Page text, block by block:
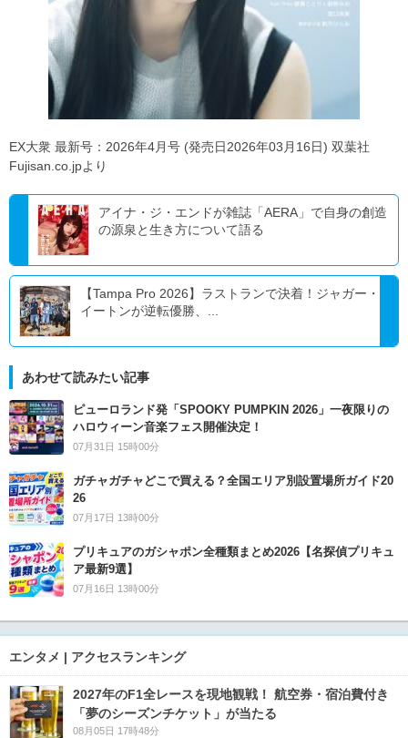
EX大衆 最新号：2026年4月号 (発売日2026年03月16日) 双葉社
Fujisan.co.jpより
アイナ・ジ・エンドが雑誌「AERA」で自身の創造
の源泉と生き方について語る
【Tampa Pro 2026】ラストランで決着！ジャガー・
イートンが逆転優勝、...
あわせて読みたい記事
ピューロランド発「SPOOKY PUMPKIN 2026」一夜限りの
ハロウィーン音楽フェス開催決定！
07月31日 15時00分
ガチャガチャどこで買える？全国エリア別設置場所ガイド20
26
07月17日 13時00分
プリキュアのガシャポン全種類まとめ2026【名探偵プリキュ
ア最新9選】
07月16日 13時00分
エンタメ | アクセスランキング
2027年のF1全レースを現地観戦！ 航空券・宿泊費付き
「夢のシーズンチケット」が当たる
08月05日 17時48分